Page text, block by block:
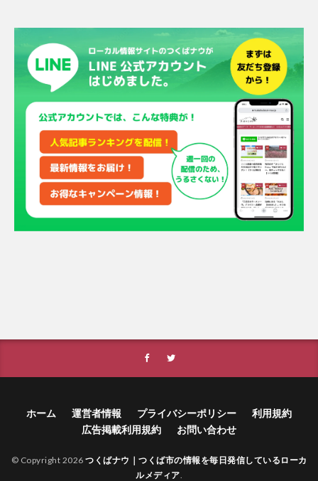
ホーム 運営者情報 プライバシーポリシー
利用規約
広告掲載利用規約
お問い合わせ
© Copyright 2026 つくばナウ｜つくば市の情報を毎日発信しているローカ
ルメディア.